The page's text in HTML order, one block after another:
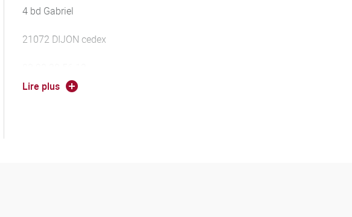
4 bd Gabriel
21072 DIJON cedex
manon.lerat@ube.fr
Lire plus